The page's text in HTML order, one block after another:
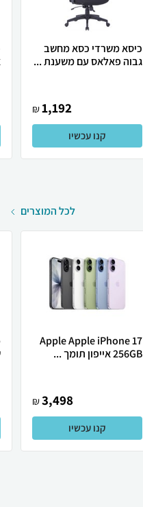
כיסא משרדי כסא מחשב
גבוה פאלאס עם משענת ...
1,192
₪
קנו עכשיו
לכל המוצרים
Apple Apple iPhone 17
256GB אייפון תומך ...
3,498
₪
קנו עכשיו